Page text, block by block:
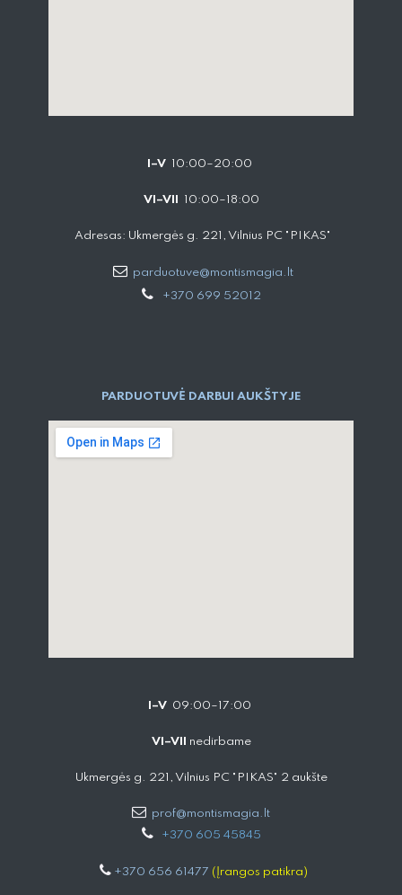
I–V 10:00–20:00
VI–VII 10:00–18:00
Adresas: Ukmergės g. 221, Vilnius PC "PIKAS"
parduotuve@montismagia.lt
+370 699 52012
PARDUOTUVĖ DARBUI AUKŠTYJE
I–V 09:00–17:00
VI–VII nedirbame
Ukmergės g. 221, Vilnius PC "PIKAS" 2 aukšte
prof@montismagia.lt
+370 605 4584​5
+370 656 61477 (Įrangos patikra)